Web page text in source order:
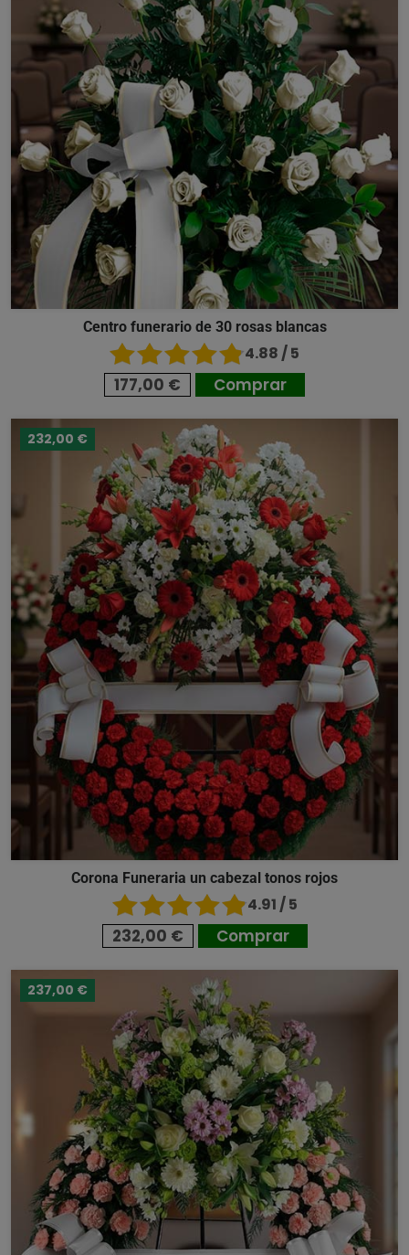
Centro funerario de 30 rosas blancas
4.88 / 5
177,00 € Comprar
232,00 €
Corona Funeraria un cabezal tonos rojos
4.91 / 5
232,00 € Comprar
237,00 €